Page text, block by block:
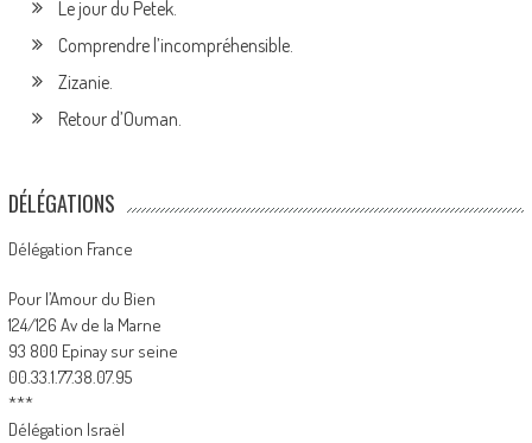
Le jour du Petek.
Comprendre l’incompréhensible.
Zizanie.
Retour d’Ouman.
DÉLÉGATIONS
Délégation France
Pour l’Amour du Bien
124/126 Av de la Marne
93 800 Epinay sur seine
00.33.1.77.38.07.95
***
Délégation Israël